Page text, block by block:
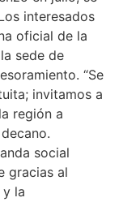
interesados
oficial de la
sede de
“Se
invitamos a
región a
social
gracias al
la